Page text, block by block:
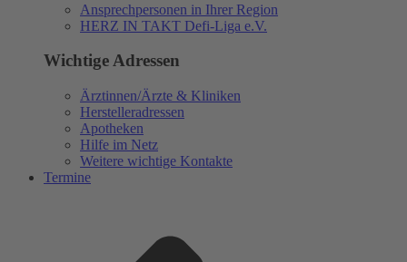
Ansprechpersonen in Ihrer Region
HERZ IN TAKT Defi-Liga e.V.
Wichtige Adressen
Ärztinnen/Ärzte & Kliniken
Herstelleradressen
Apotheken
Hilfe im Netz
Weitere wichtige Kontakte
Termine